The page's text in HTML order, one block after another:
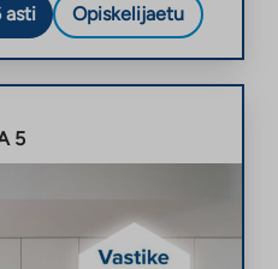
asti Opiskelijaetu
5